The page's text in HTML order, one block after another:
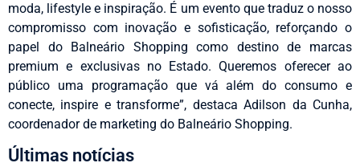
moda, lifestyle e inspiração. É um evento que traduz o nosso
compromisso com inovação e sofisticação, reforçando o
papel do Balneário Shopping como destino de marcas
premium e exclusivas no Estado. Queremos oferecer ao
público uma programação que vá além do consumo e
conecte, inspire e transforme”, destaca Adilson da Cunha,
coordenador de marketing do Balneário Shopping.
Últimas notícias